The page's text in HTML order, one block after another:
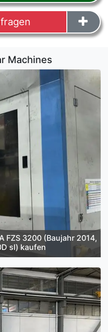
Machines
FZS 3200 (Baujahr 2014,
sl) kaufen